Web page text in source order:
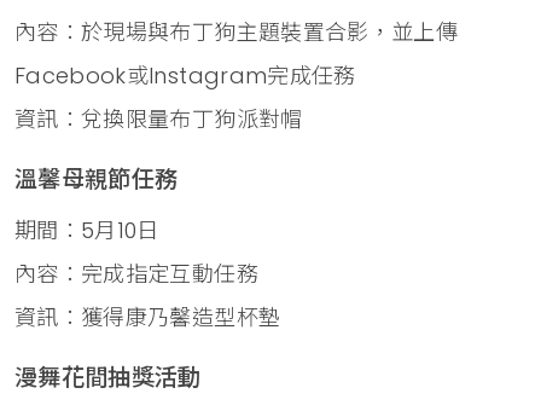
內容：於現場與布丁狗主題裝置合影，並上傳
Facebook或Instagram完成任務
資訊：兌換限量布丁狗派對帽
溫馨母親節任務
期間：5月10日
內容：完成指定互動任務
資訊：獲得康乃馨造型杯墊
漫舞花間抽獎活動